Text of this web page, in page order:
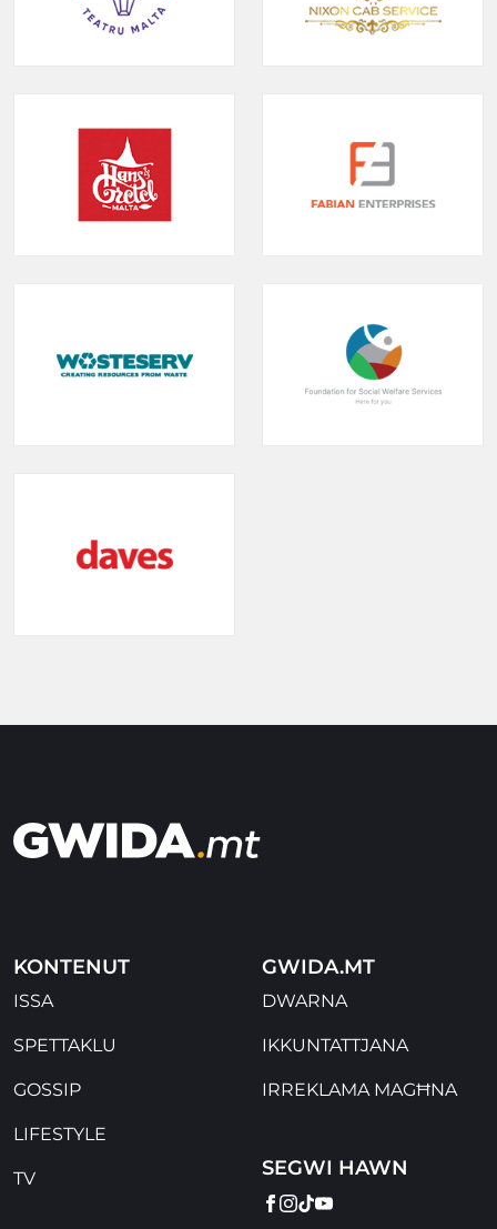
KONTENUT
ISSA
SPETTAKLU
GOSSIP
LIFESTYLE
TV
GWIDA.MT
DWARNA
IKKUNTATTJANA
IRREKLAMA MAGĦNA
SEGWI HAWN
FACEBOOK
INSTAGRAM
TIKTOK
YOUTUBE